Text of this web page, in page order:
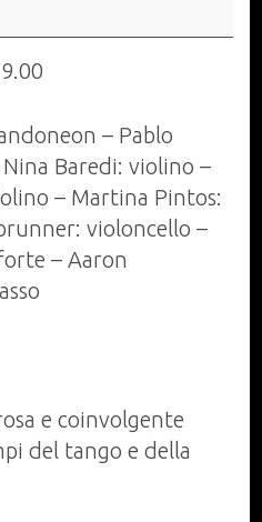
– Pablo
Baredi: violino –
– Martina Pintos:
violoncello –
– Aaron
e coinvolgente
del tango e della